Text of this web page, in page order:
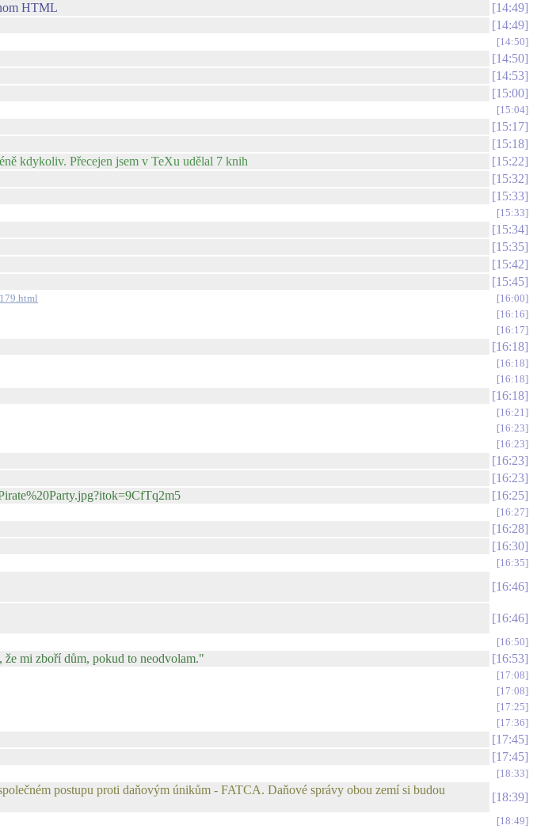
HTML
14:49
14:49
14:50
14:50
14:53
15:00
15:04
15:17
15:18
kdykoliv. Přecejen jsem v TeXu udělal 7 knih
15:22
15:32
15:33
15:33
15:34
15:35
15:42
15:45
16:00
16:16
16:17
16:18
16:18
16:18
16:18
16:21
16:23
16:23
16:23
16:23
16:25
16:27
16:28
16:30
16:35
16:46
16:46
16:50
že mi zboří dům, pokud to neodvolam." 16:53
17:08
17:08
17:25
17:36
17:45
17:45
18:33
postupu proti daňovým únikům - FATCA. Daňové správy obou zemí si budou
18:39
18:49